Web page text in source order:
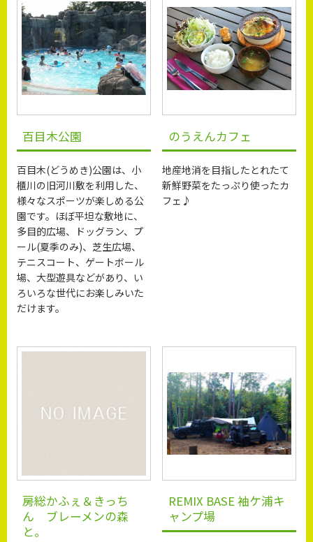
百目木公園
百目木(どうめき)公園は、小
櫃川の旧河川敷を利用した、
様々なスポーツが楽しめる公
園です。ほぼ平坦な敷地に、
多目的広場、ドッグラン、プ
ール(夏季のみ)、芝生広場、
テニスコート、ゲートボール
場、大型遊具などがあり、い
ろいろな世代にお楽しみいた
だけます。
のうえんカフェ
地産地消を目指したとれたて
新鮮野菜をたっぷり使ったカ
フェ♪
房総かふぇ＆きっち
ん ブレーメンの森
と。
REMIX BASE 袖ケ浦キ
ャンプ場